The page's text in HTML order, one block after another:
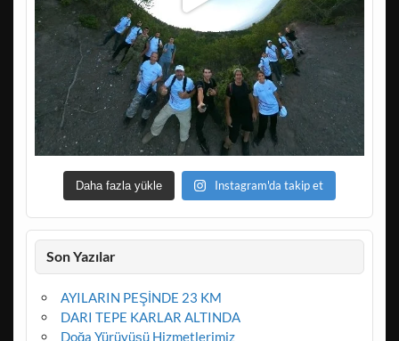
Daha fazla yükle Instagram'da takip et
Son Yazılar
AYILARIN PEŞİNDE 23 KM
DARI TEPE KARLAR ALTINDA
Doğa Yürüyüşü Hizmetlerimiz